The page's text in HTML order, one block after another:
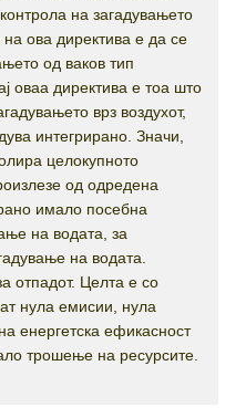
на загадувањето
ова директива е да се
од ваков тип
оваа директива е тоа што
врз воздухот,
интегрирано. Значи,
целокупното
од одредена
имало посебна
на водата, за
на водата.
отпадот. Целта е со
нула емисии, нула
енергетска ефикасност
трошење на ресурсите.